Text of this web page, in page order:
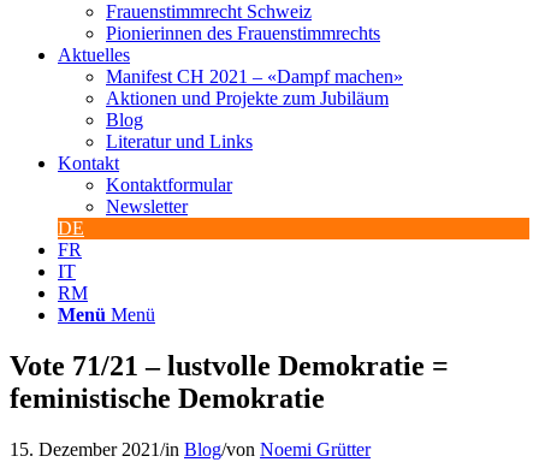
Frauenstimmrecht Schweiz
Pionierinnen des Frauenstimmrechts
Aktuelles
Manifest CH 2021 – «Dampf machen»
Aktionen und Projekte zum Jubiläum
Blog
Literatur und Links
Kontakt
Kontaktformular
Newsletter
DE
FR
IT
RM
Menü Menü
Vote 71/21 – lustvolle Demokratie =
feministische Demokratie
15. Dezember 2021/in Blog/von Noemi Grütter